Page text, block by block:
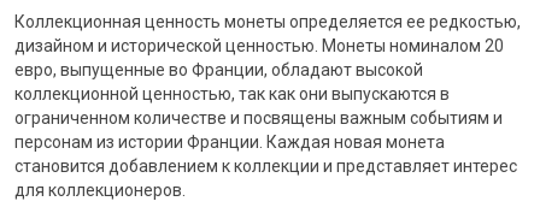
Коллекционная ценность монеты определяется ее редкостью,
дизайном и исторической ценностью. Монеты номиналом 20
евро, выпущенные во Франции, обладают высокой
коллекционной ценностью, так как они выпускаются в
ограниченном количестве и посвящены важным событиям и
персонам из истории Франции. Каждая новая монета
становится добавлением к коллекции и представляет интерес
для коллекционеров.